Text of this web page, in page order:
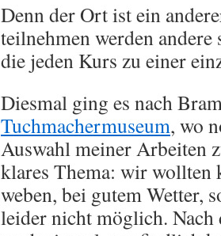
Denn der Ort ist ein
teilnehmen werden
die jeden Kurs zu einer
Diesmal ging es nach
Tuchmachermuseum, wo
Auswahl meiner Arbeiten
klares Thema: wir
weben, bei gutem Wetter,
leider nicht möglich. Nach